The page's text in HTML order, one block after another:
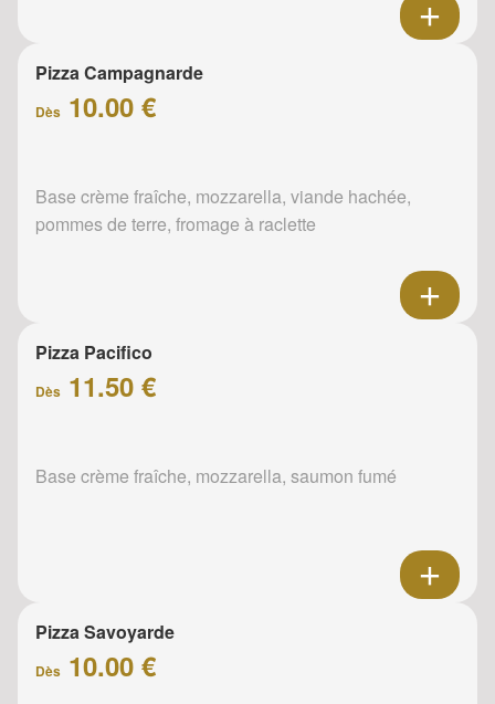
Pizza Campagnarde
Dès 10.00 €
Base crème fraîche, mozzarella, viande hachée,
pommes de terre, fromage à raclette
Pizza Pacifico
Dès 11.50 €
Base crème fraîche, mozzarella, saumon fumé
Pizza Savoyarde
Dès 10.00 €